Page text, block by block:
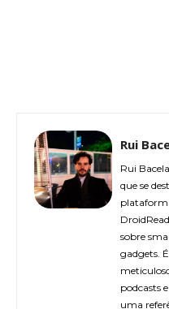
Rui
Rui
que se
sobre
gadgets.
podcasts
uma